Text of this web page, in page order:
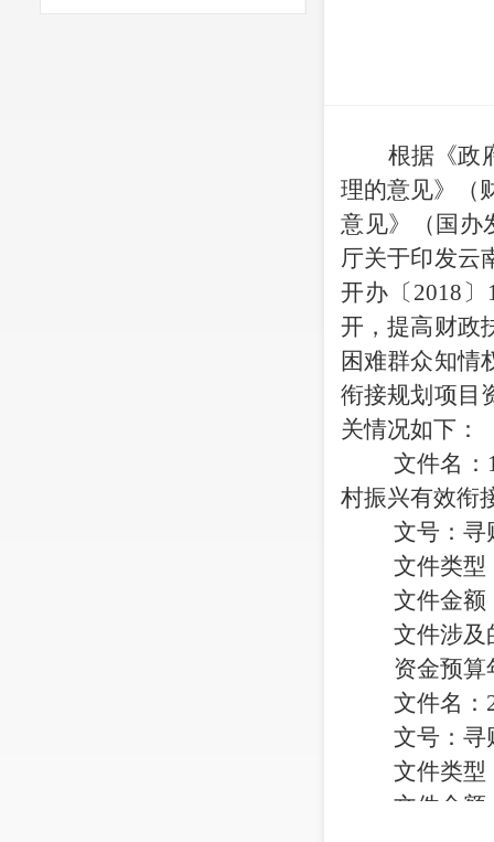
根据《政
理的意见》（
意见》（国办
厅关于印发云
开办〔2018
开，提高财政
困难群众知情
衔接规划项目
关情况如下：
文件名：
村振兴有效衔
文号：寻
文件类型
文件金额
文件涉及
资金预算
文件名：
文号：寻
文件类型
文件金额